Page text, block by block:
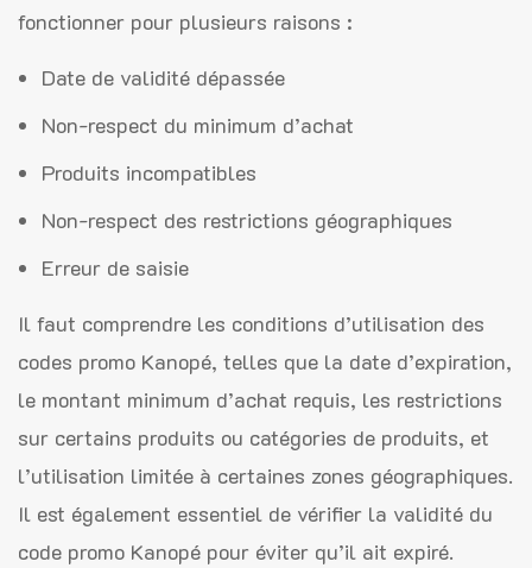
fonctionner pour plusieurs raisons :
Date de validité dépassée
Non-respect du minimum d’achat
Produits incompatibles
Non-respect des restrictions géographiques
Erreur de saisie
Il faut comprendre les conditions d’utilisation des
codes promo Kanopé, telles que la date d’expiration,
le montant minimum d’achat requis, les restrictions
sur certains produits ou catégories de produits, et
l’utilisation limitée à certaines zones géographiques.
Il est également essentiel de vérifier la validité du
code promo Kanopé pour éviter qu’il ait expiré.